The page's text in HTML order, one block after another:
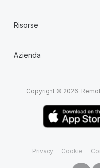
Risorse
Azienda
Copyright © 2026.
Privacy Cookie